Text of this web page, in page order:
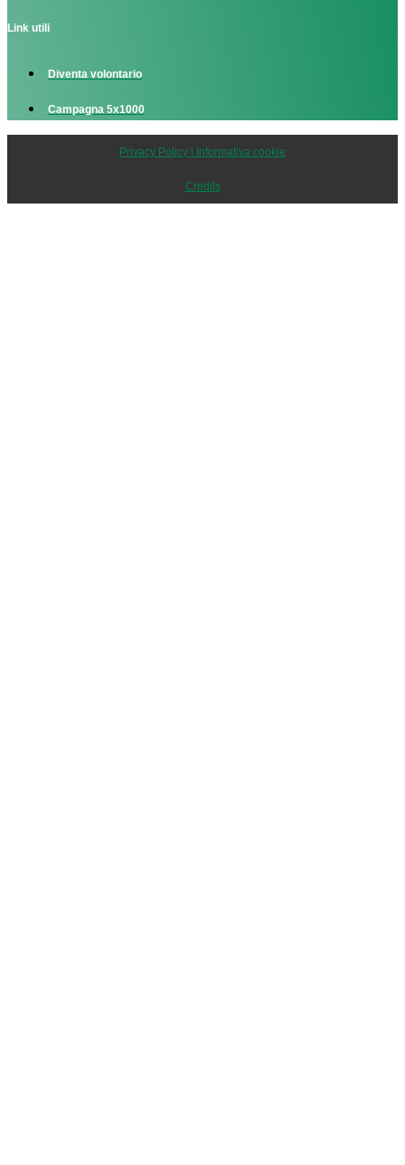
Link utili
Diventa volontario
Campagna 5x1000
Privacy Policy | Informativa cookie
Credits